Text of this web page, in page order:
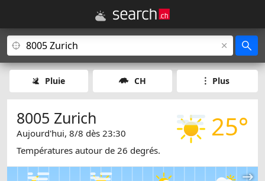
Pluie CH Plus
25°
8005 Zurich
Aujourd'hui, 8/8 dès 23:30
Températures autour de 26 degrés.